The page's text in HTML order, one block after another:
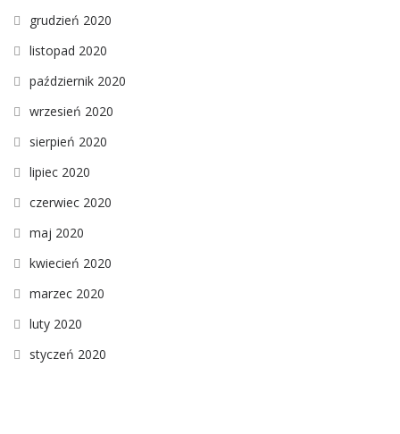
grudzień 2020
listopad 2020
październik 2020
wrzesień 2020
sierpień 2020
lipiec 2020
czerwiec 2020
maj 2020
kwiecień 2020
marzec 2020
luty 2020
styczeń 2020